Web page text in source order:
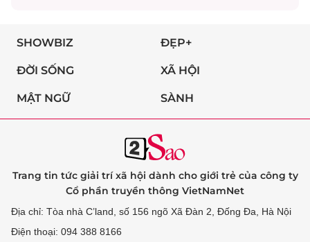
SHOWBIZ ĐẸP+
ĐỜI SỐNG XÃ HỘI
MẬT NGỮ SÀNH
Trang tin tức giải trí xã hội dành cho giới trẻ của công ty
Cổ phần truyền thông VietNamNet
Địa chỉ: Tòa nhà C’land, số 156 ngõ Xã Đàn 2, Đống Đa, Hà Nội
Điện thoại: 094 388 8166